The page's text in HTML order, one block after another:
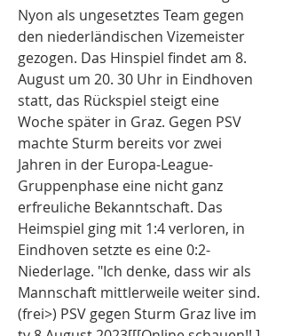
Nyon als ungesetztes Team gegen
den niederländischen Vizemeister
gezogen. Das Hinspiel findet am 8.
August um 20. 30 Uhr in Eindhoven
statt, das Rückspiel steigt eine
Woche später in Graz. Gegen PSV
machte Sturm bereits vor zwei
Jahren in der Europa-League-
Gruppenphase eine nicht ganz
erfreuliche Bekanntschaft. Das
Heimspiel ging mit 1:4 verloren, in
Eindhoven setzte es eine 0:2-
Niederlage. "Ich denke, dass wir als
Mannschaft mittlerweile weiter sind.
(frei>) PSV gegen Sturm Graz live im